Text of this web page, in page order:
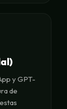
y GPT-
de